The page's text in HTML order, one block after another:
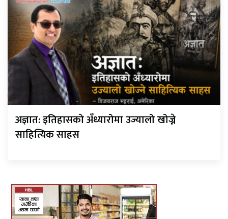
अज्ञात: इतिहासको अँध्यारोमा उज्यालो खोज्ने
साहित्यिक साहस